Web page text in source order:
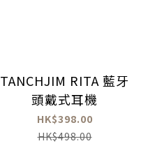
TANCHJIM RITA 藍牙
頭戴式耳機
HK$398.00
HK$498.00